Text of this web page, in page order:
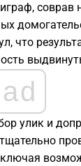
соврав
что
ad
улик и